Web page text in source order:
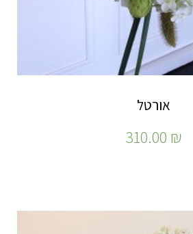
אורטל
310.00 ₪